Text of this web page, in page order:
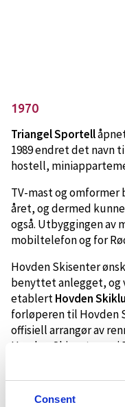
Consent
1970
Triangel Sportell
1989 endret det navn
hostell,
TV-mast og
året, og dermed
også. Utbyggingen av
mobiltelefon og for
Hovden Skisenter
benyttet anlegget, og
etablertHovden
forløperen til Hovden
offisiell arrangør av
Hovden Skisenter og i